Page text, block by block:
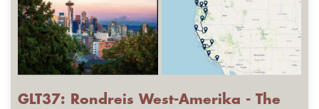
GLT37: Rondreis West-Amerika - The